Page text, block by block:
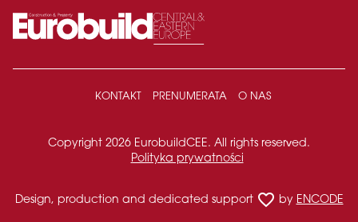
KONTAKT PRENUMERATA O NAS
Copyright 2026 EurobuildCEE. All rights reserved.
Polityka prywatności
Design, production and dedicated support favorite_border by ENCODE